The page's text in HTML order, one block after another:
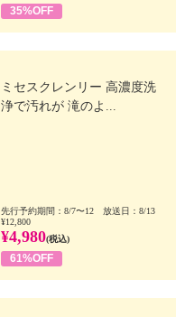
35%OFF
ミセスクレンリー 高濃度洗
浄で汚れが 滝のよ...
先行予約期間：8/7〜12 放送日：8/13
¥12,800
¥4,980(税込)
61%OFF